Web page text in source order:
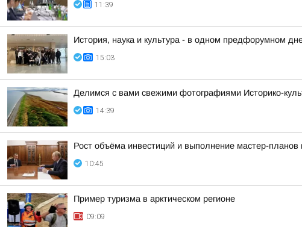
11:39
История, наука и культура - в одном предфорумном
15:03
Делимся с вами свежими фотографиями Историко-
14:39
Рост объёма инвестиций и выполнение мастер-планов
10:45
Пример туризма в арктическом регионе
09:09